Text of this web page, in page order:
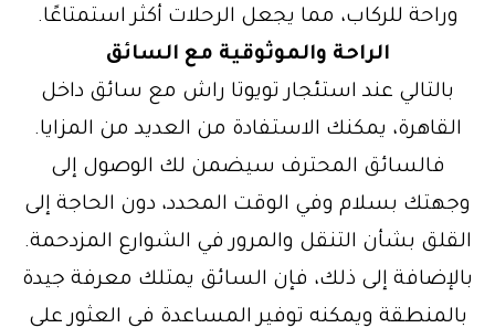
وراحة للركاب، مما يجعل الرحلات أكثر استمتاعًا.
الراحة والموثوقية مع السائق
بالتالي عند استئجار تويوتا راش مع سائق داخل
القاهرة، يمكنك الاستفادة من العديد من المزايا.
فالسائق المحترف سيضمن لك الوصول إلى
وجهتك بسلام وفي الوقت المحدد، دون الحاجة إلى
القلق بشأن التنقل والمرور في الشوارع المزدحمة.
بالإضافة إلى ذلك، فإن السائق يمتلك معرفة جيدة
بالمنطقة ويمكنه توفير المساعدة في العثور على